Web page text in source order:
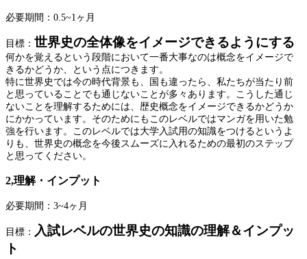
必要期間：0.5~1ヶ月
目標： 世界史の全体像をイメージできるようにする
何かを覚えるという段階において一番大事なのは概念をイメージで
きるかどうか、という点につきます。
特に世界史では今の時代背景も、国も違ったら、私たちが当たり前
と思っていることでも通じないことが多々あります。こうした通じ
ないことを理解するためには、歴史概念をイメージできるかどうか
にかかっています。そのためにもこのレベルではマンガを用いた勉
強を行います。このレベルでは大学入試用の知識をつけるというよ
りも、世界史の概念を今後スムーズに入れるための最初のステップ
と思ってください。
2,理解・インプット
必要期間：3~4ヶ月
目標： 入試レベルの世界史の知識の理解＆インプッ
ト